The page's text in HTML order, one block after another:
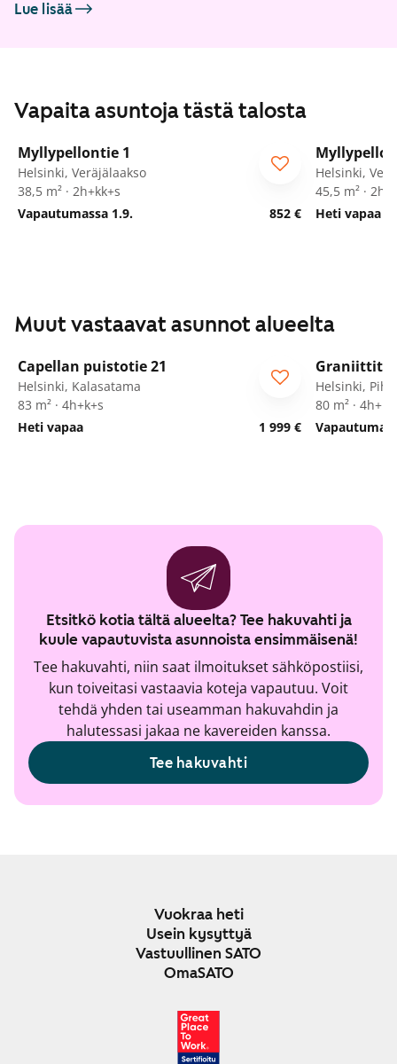
Lue lisää
Vapaita asuntoja tästä talosta
/15
ARA
Myllypellontie 1
Helsinki, Veräjälaakso
38,5 m² · 2h+kk+s
Vapautumassa 1.9.
852 €
ARA
Helsinki,
45,5 m² ·
Heti vapaa
Muut vastaavat asunnot alueelta
Capellan puistotie 21
Helsinki, Kalasatama
83 m² · 4h+k+s
Heti vapaa
1 999 €
Graniittitie
Helsinki,
80 m² · 4h+kt
Etsitkö kotia tältä alueelta? Tee hakuvahti ja
kuule vapautuvista asunnoista ensimmäisenä!
Tee hakuvahti, niin saat ilmoitukset sähköpostiisi,
kun toiveitasi vastaavia koteja vapautuu. Voit
tehdä yhden tai useamman hakuvahdin ja
halutessasi jakaa ne kavereiden kanssa.
Tee hakuvahti
Vuokraa heti
Usein kysyttyä
Vastuullinen SATO
OmaSATO